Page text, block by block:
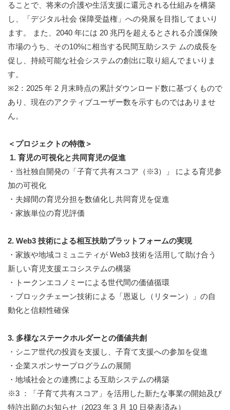
ることで、将来の介護や生活支援に還元される仕組みを構築
し、「デジタル社会 保障受益権」への発展を目指してまいり
ます。 また、2040 年には 20 兆円を超えるとされる介護保険
市場のうち、その10%に相当する民間互助システ ムの成長を
促し、持続可能な社会システムの創出に取り組んでまいりま
す。
※2：2025 年 2 月末時点の累計ダウンロード数に基づくもので
あり、現在のアクティブユーザー数を示すものではありませ
ん。
＜プロジェクトの特徴＞
1. 育児の可視化と共同育児の促進
・当社独自開発の「子育て共有スコア（※3）」 による育児参
加の可視化
・夫婦間の育児分担を数値化し共同育児を促進
・家族単位の育児評価
2. Web3 技術による相互扶助プラットフォームの実現
・家族や地域コミュニティが Web3 技術を活用して助け合う
新しい育児支援エコシステムの構築
・トークンエコノミーによる世代間の価値循環
・ブロックチェーン技術による「恩返し（リターン）」の自
動化と信頼性確保
3. 多様なステークホルダーとの価値共創
・シニア世代の投資を支援し、子育て支援への参加を促進
・企業スポンサープログラムの展開
・地域社会との連携による互助システムの構築
※3 ：「子育て共有スコア」を活用した新たな事業の開始及び
特許出願のお知らせ（2023 年 3 月 10 日発表済み）